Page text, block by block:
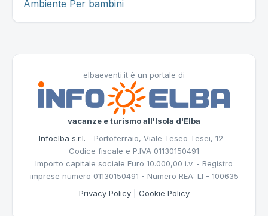
Ambiente Per bambini
elbaeventi.it è un portale di
vacanze e turismo all'Isola d'Elba
Infoelba s.r.l. - Portoferraio, Viale Teseo Tesei, 12 -
Codice fiscale e P.IVA 01130150491
Importo capitale sociale Euro 10.000,00 i.v. - Registro
imprese numero 01130150491 - Numero REA: LI - 100635
Privacy Policy| Cookie Policy